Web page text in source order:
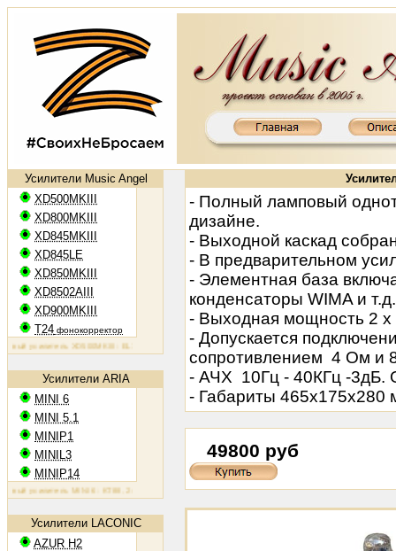
Усилители Music Angel
XD500MKIII
XD800MKIII
XD845MKIII
XD845LE
XD850MKIII
XD8502AIII
XD900MKIII
T24 фонокорректор
усилитель XD500MKIII: EL34, 2х50 Вт Ламповый усилитель XD800MKIII: KT88, 2х65 ВтЛамповый
Усилители ARIA
MINI 6
MINI 5.1
MINIP1
MINIL3
MINIP14
усилитель MINI 6: KT88, 2х60 Вт Ламповый усилитель MINIP1: 6AQ5, 2х10 ВтЛамповый
Усилители LACONIC
AZUR H2
- Полный ламповый
дизайне.
- Выходной каскад
- В предварительном
- Элементная база
конденсаторы WIMA и т.д.
- Выходная мощность 2 х
- Допускается
сопротивлением 4 Ом и
- АЧХ 10Гц - 40КГц -3дБ.
- Габариты 465х175х280
49800 руб